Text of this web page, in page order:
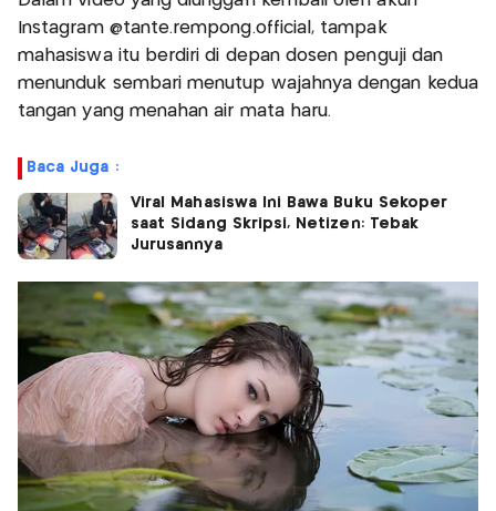
Instagram @tante.rempong.official, tampak
mahasiswa itu berdiri di depan dosen penguji dan
menunduk sembari menutup wajahnya dengan kedua
tangan yang menahan air mata haru.
Baca Juga :
Viral Mahasiswa Ini Bawa Buku Sekoper
saat Sidang Skripsi, Netizen: Tebak
Jurusannya